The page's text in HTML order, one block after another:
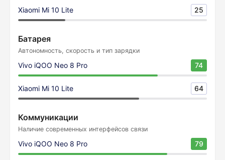
Xiaomi Mi 10 Lite 25
Батарея
Автономность, скорость и тип зарядки
Vivo iQOO Neo 8 Pro 74
Xiaomi Mi 10 Lite 64
Коммуникации
Наличие современных интерфейсов связи
Vivo iQOO Neo 8 Pro 79